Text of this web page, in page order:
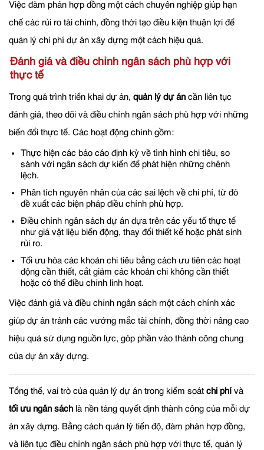
Việc đàm phán hợp đồng một cách chuyên nghiệp giúp hạn
chế các rủi ro tài chính, đồng thời tạo điều kiện thuận lợi để
quản lý chi phí dự án xây dựng một cách hiệu quả.
Đánh giá và điều chỉnh ngân sách phù hợp với
thực tế
Trong quá trình triển khai dự án, quản lý dự án cần liên tục
đánh giá, theo dõi và điều chỉnh ngân sách phù hợp với những
biến đổi thực tế. Các hoạt động chính gồm:
Thực hiện các báo cáo định kỳ về tình hình chi tiêu, so
sánh với ngân sách dự kiến để phát hiện những chênh
lệch.
Phân tích nguyên nhân của các sai lệch về chi phí, từ đó
đề xuất các biện pháp điều chỉnh phù hợp.
Điều chỉnh ngân sách dự án dựa trên các yếu tố thực tế
như giá vật liệu biến động, thay đổi thiết kế hoặc phát sinh
rủi ro.
Tối ưu hóa các khoản chi tiêu bằng cách ưu tiên các hoạt
động cần thiết, cắt giảm các khoản chi không cần thiết
hoặc có thể điều chỉnh linh hoạt.
Việc đánh giá và điều chỉnh ngân sách một cách chính xác
giúp dự án tránh các vướng mắc tài chính, đồng thời nâng cao
hiệu quả sử dụng nguồn lực, góp phần vào thành công chung
của dự án xây dựng.
Tổng thể, vai trò của quản lý dự án trong kiểm soát chi phí và
tối ưu ngân sách là nền tảng quyết định thành công của mỗi dự
án xây dựng. Bằng cách quản lý tiến độ, đàm phán hợp đồng,
và liên tục điều chỉnh ngân sách phù hợp với thực tế, quản lý